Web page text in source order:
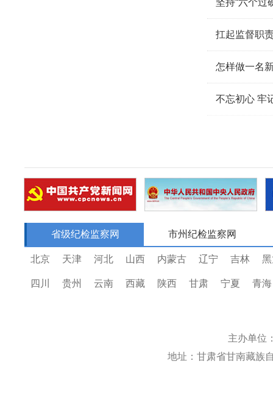
坚持“六个过
扛起监督职
怎样做一名
不
省级纪检监察网 市州纪检监察网
北京 天津 河北 山西 内蒙古 辽宁 吉林
四川 贵州 云南 西藏 陕西 甘肃 宁夏 青海
主办单位
地址：甘肃省甘南藏族